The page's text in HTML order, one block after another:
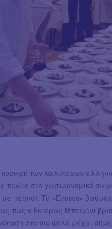
των καλύτερων
πρώτο στο γαστρονομικό
πέρυσι. Το «Etrusco»
πως ο Έκτορας Μποτρίνι
στο πιο ψηλό μέχρι